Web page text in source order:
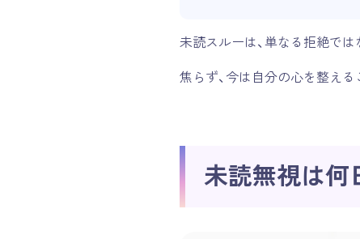
未読スルーは、単なる拒絶で
焦らず、今は自分の心を整え
未読無視は何